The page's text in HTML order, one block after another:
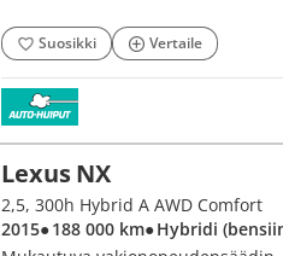
Suosikki Vertaile
Lexus NX
2,5, 300h Hybrid A AWD Comfort
2015● 188 000 km● Hybridi